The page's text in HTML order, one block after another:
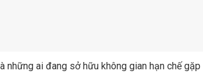
những ai đang sở hữu không gian hạn chế